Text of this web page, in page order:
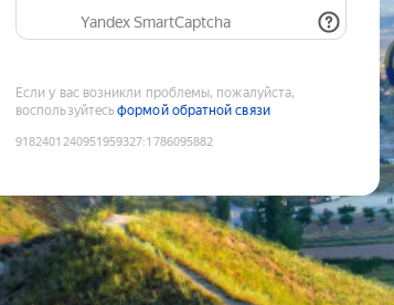
Yandex SmartCaptcha
Если у вас возникли проблемы, пожалуйста,
воспользуйтесьформой обратной связи
9182401240951959327:1786095882